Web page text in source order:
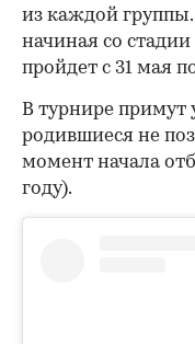
из каждой
начиная со
пройдет с 31 мая
В турнире примут
родившиеся не
момент начала
году).